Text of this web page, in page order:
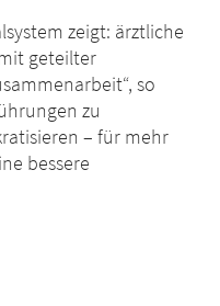
zeigt: ärztliche
geteilter
so
zu
– für mehr
bessere